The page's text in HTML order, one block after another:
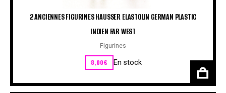
2 ANCIENNES FIGURINES HAUSSER ELASTOLIN GERMAN PLASTIC
INDIEN FAR WEST
Figurines
8,00€ En stock